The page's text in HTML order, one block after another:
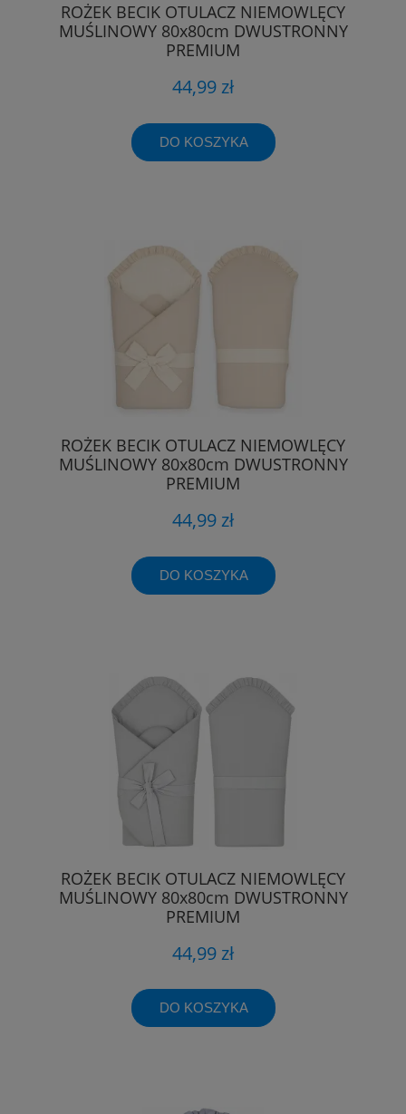
ROŻEK BECIK OTULACZ NIEMOWLĘCY
MUŚLINOWY 80x80cm DWUSTRONNY
PREMIUM
44,99 zł
DO KOSZYKA
ROŻEK BECIK OTULACZ NIEMOWLĘCY
MUŚLINOWY 80x80cm DWUSTRONNY
PREMIUM
44,99 zł
DO KOSZYKA
ROŻEK BECIK OTULACZ NIEMOWLĘCY
MUŚLINOWY 80x80cm DWUSTRONNY
PREMIUM
44,99 zł
DO KOSZYKA